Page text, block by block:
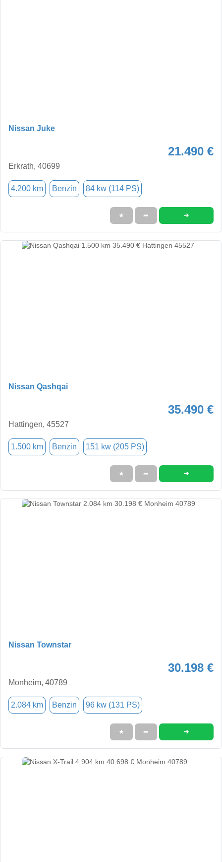
Nissan Juke
21.490 €
Erkrath, 40699
4.200 km Benzin 84 kw (114 PS)
★ ➦ ➜
Nissan Qashqai
35.490 €
Hattingen, 45527
1.500 km Benzin 151 kw (205 PS)
★ ➦ ➜
Nissan Townstar
30.198 €
Monheim, 40789
2.084 km Benzin 96 kw (131 PS)
★ ➦ ➜